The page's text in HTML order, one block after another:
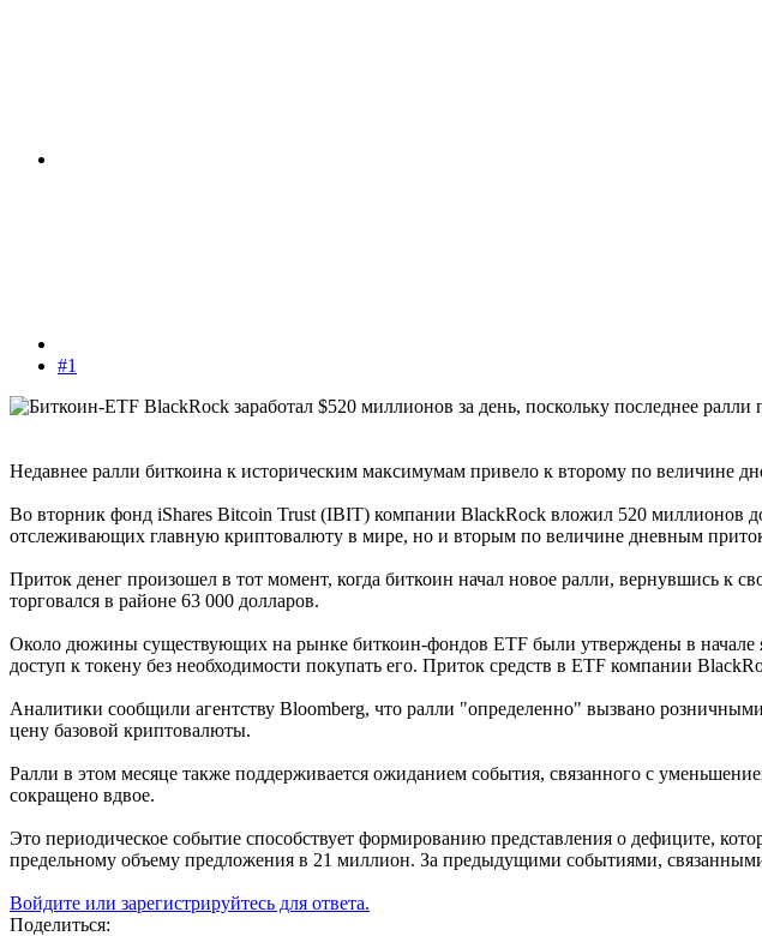
#1
Недавнее ралли биткоина к историческим максимумам привело к второму по величине
Во вторник фонд iShares Bitcoin Trust (IBIT) компании BlackRock вложил 520 миллионов
отслеживающих главную криптовалюту в мире, но и вторым по величине дневным
Приток денег произошел в тот момент, когда биткоин начал новое ралли, вернувшись к
торговался в районе 63 000 долларов.
Около дюжины существующих на рынке биткоин-фондов ETF были утверждены в начале
доступ к токену без необходимости покупать его. Приток средств в ETF компании
Аналитики сообщили агентству Bloomberg, что ралли "определенно" вызвано
цену базовой криптовалюты.
Ралли в этом месяце также поддерживается ожиданием события, связанного с
сокращено вдвое.
Это периодическое событие способствует формированию представления о дефиците,
предельному объему предложения в 21 миллион. За предыдущими событиями,
Войдите или зарегистрируйтесь для ответа.
Поделиться: